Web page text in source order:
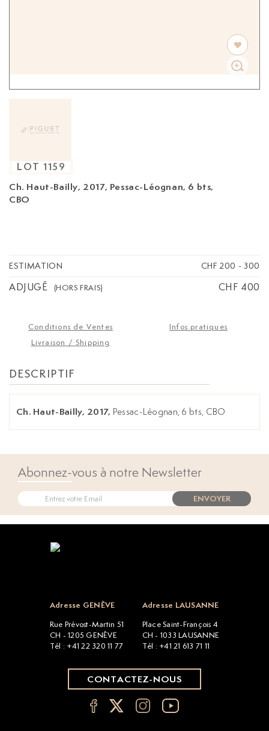
Ch. Haut-Bailly, 2017,
CBO
LOT 1159
ESTIMATION CHF 200 - 300
ADJUGÉ (HORS FRAIS) CHF 400
Conditions de Ventes
Infos pratiques
Livraison / Shipping
DESCRIPTIF
Ch. Haut-Bailly, 2017, Pessac-Léognan, 6 bts, CBO
Abonnez-vous à notre Newsletter
ENVOYER
Adresse GENÈVE
Rue Prévost-Martin 51
CH - 1205 GENÈVE
Tél : +41 22 320 11 77
Adresse LAUSANNE
Place Saint-François 4
CH - 1033 LAUSANNE
Tél : +41 21 613 71 11
CONTACTEZ-NOUS